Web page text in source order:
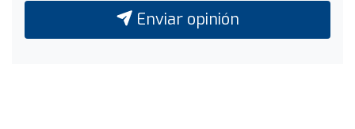
Enviar opinión